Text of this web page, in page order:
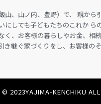
、山ノ内、豊野）で、 親か
しても子どもたちのこれか
お客様の暮らしやお金、相
継ぐ家づくりをし、お客様の
© 2023YAJIMA-KENCHIKU ALL